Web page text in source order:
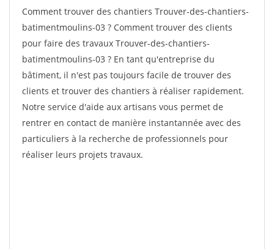
Comment trouver des chantiers Trouver-des-chantiers-
batimentmoulins-03 ? Comment trouver des clients
pour faire des travaux Trouver-des-chantiers-
batimentmoulins-03 ? En tant qu'entreprise du
bâtiment, il n'est pas toujours facile de trouver des
clients et trouver des chantiers à réaliser rapidement.
Notre service d'aide aux artisans vous permet de
rentrer en contact de manière instantannée avec des
particuliers à la recherche de professionnels pour
réaliser leurs projets travaux.